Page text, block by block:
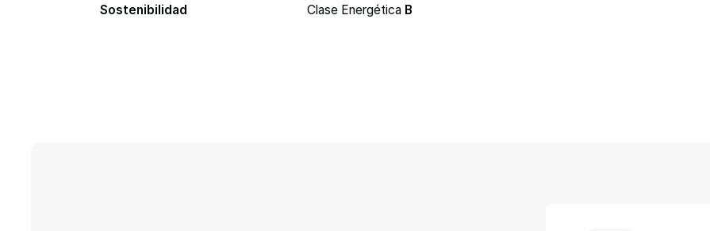
Sostenibilidad
Clase Energética B